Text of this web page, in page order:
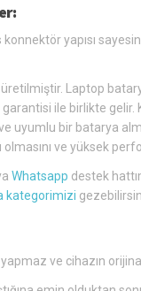
yapısı
Laptop
ile birlikte
bir batarya
olmasını ve yüksek
Whatsapp destek
kategorimizi
ve cihazın